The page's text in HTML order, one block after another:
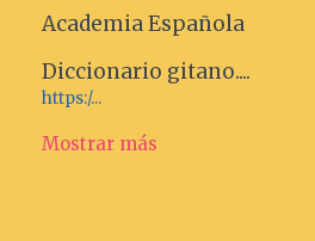
Academia Española
Diccionario gitano....
https:/...
Mostrar más